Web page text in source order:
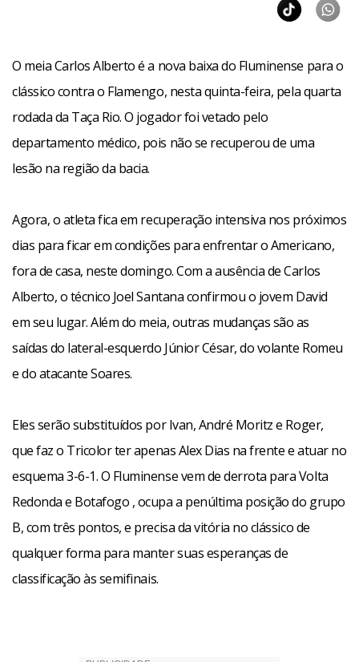
O meia Carlos Alberto é a nova baixa do Fluminense para o
clássico contra o Flamengo, nesta quinta-feira, pela quarta
rodada da Taça Rio. O jogador foi vetado pelo
departamento médico, pois não se recuperou de uma
lesão na região da bacia.
Agora, o atleta fica em recuperação intensiva nos próximos
dias para ficar em condições para enfrentar o Americano,
fora de casa, neste domingo. Com a ausência de Carlos
Alberto, o técnico Joel Santana confirmou o jovem David
em seu lugar. Além do meia, outras mudanças são as
saídas do lateral-esquerdo Júnior César, do volante Romeu
e do atacante Soares.
Eles serão substituídos por Ivan, André Moritz e Roger,
que faz o Tricolor ter apenas Alex Dias na frente e atuar no
esquema 3-6-1. O Fluminense vem de derrota para Volta
Redonda e Botafogo , ocupa a penúltima posição do grupo
B, com três pontos, e precisa da vitória no clássico de
qualquer forma para manter suas esperanças de
classificação às semifinais.